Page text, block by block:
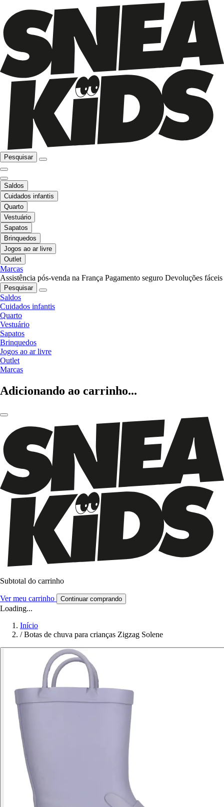
Pesquisar
Saldos
Cuidados infantis
Quarto
Vestuário
Sapatos
Brinquedos
Jogos ao ar livre
Outlet
Marcas
Assistência pós-venda na França Pagamento seguro Devoluções fáceis
Pesquisar
Saldos
Cuidados infantis
Quarto
Vestuário
Sapatos
Brinquedos
Jogos ao ar livre
Outlet
Marcas
Adicionando ao carrinho...
Subtotal do carrinho
Ver meu carrinho Continuar comprando
Loading...
Início
/ Botas de chuva para crianças Zigzag Solene